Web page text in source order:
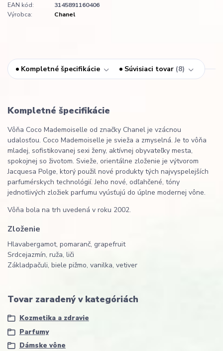
EAN kód:
3145891160406
Výrobca:
Chanel
Kompletné špecifikácie Súvisiaci tovar 8
Kompletné špecifikácie
Vôňa Coco Mademoiselle od značky Chanel je vzácnou
udalosťou. Coco Mademoiselle je svieža a zmyselná. Je to vôňa
mladej, sofistikovanej sexi ženy, aktívnej obyvateľky mesta,
spokojnej so životom. Svieže, orientálne zloženie je výtvorom
Jacquesa Polge, ktorý použil nové produkty tých najvyspelejších
parfumérskych technológií. Jeho nové, odľahčené, tóny
jednotlivých zložiek parfumu vyúsťujú do úplne modernej vône.
Vôňa bola na trh uvedená v roku 2002.
Zloženie
Hlavabergamot, pomaranč, grapefruit
Srdcejazmín, ruža, liči
Základpačuli, biele pižmo, vanilka, vetiver
Tovar zaradený v kategóriách
Kozmetika a zdravie
Parfumy
Dámske vône